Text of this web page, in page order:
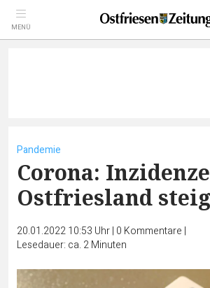
MENÜ
Pandemie
Corona:
Ostfriesland
20.01.2022 10:53 Uhr| 0 Kommentare |
Lesedauer: ca. 2 Minuten